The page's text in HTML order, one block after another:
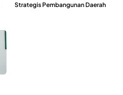
Strategis Pembangunan Daerah